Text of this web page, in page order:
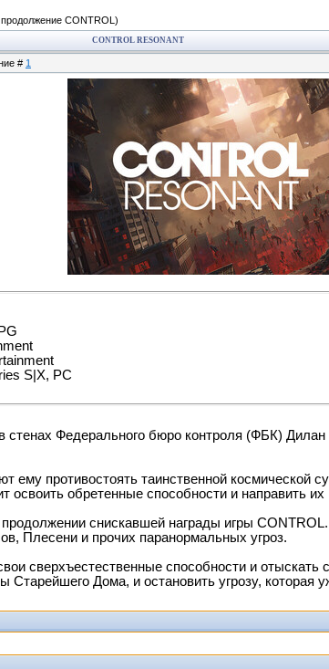
CONTROL)
CONTROL RESONANT
# 1
S|X, PC
стенах Федерального бюро контроля (ФБК)
ему противостоять таинственной
освоить обретенные способности и направить
снискавшей награды игры
Плесени и прочих паранормальных угроз.
сверхъестественные способности и
Старейшего Дома, и остановить угрозу, которая